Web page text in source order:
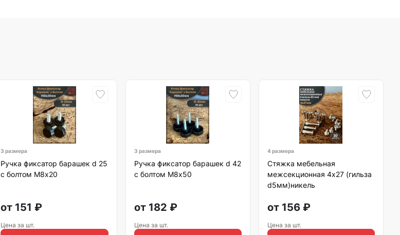
3 размера
Ручка фиксатор барашек d 25
с болтом М8х20
от 151 ₽
Цена за шт.
3 размера
Ручка фиксатор барашек d 42
с болтом М8х50
от 182 ₽
Цена за шт.
4 размера
Стяжка мебельная
межсекционная 4х27 (гильза
d5мм)никель
от 156₽
Цена за шт.